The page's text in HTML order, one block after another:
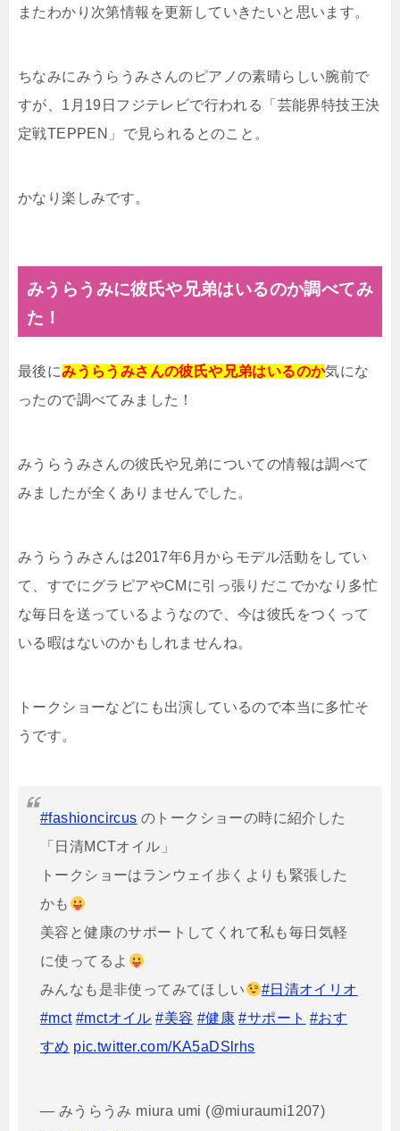
またわかり次第情報を更新していきたいと思います。
ちなみにみうらうみさんのピアノの素晴らしい腕前で
すが、1月19日フジテレビで行われる「芸能界特技王決
定戦TEPPEN」で見られるとのこと。
かなり楽しみです。
みうらうみに彼氏や兄弟はいるのか調べてみ
た！
最後にみうらうみさんの彼氏や兄弟はいるのか気にな
ったので調べてみました！
みうらうみさんの彼氏や兄弟についての情報は調べて
みましたが全くありませんでした。
みうらうみさんは2017年6月からモデル活動をしてい
て、すでにグラピアやCMに引っ張りだこでかなり多忙
な毎日を送っているようなので、今は彼氏をつくって
いる暇はないのかもしれませんね。
トークショーなどにも出演しているので本当に多忙そ
うです。
#fashioncircus のトークショーの時に紹介した
「日清MCTオイル」
トークショーはランウェイ歩くよりも緊張した
かも
美容と健康のサポートしてくれて私も毎日気軽
に使ってるよ
みんなも是非使ってみてほしい
#日清オイリオ
#mct #mctオイル #美容 #健康 #サポート #おす
すめ pic.twitter.com/KA5aDSlrhs
— みうらうみ miura umi (@miuraumi1207)